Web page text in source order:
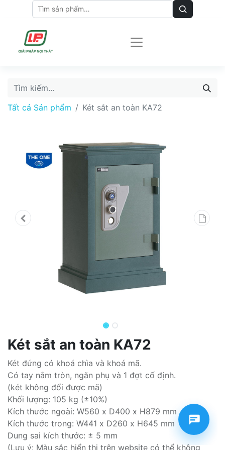
Tất cả Sản phẩm Két sắt an toàn KA72
Két sắt an toàn KA72
Két đứng có khoá chìa và khoá mã.
Có tay nắm tròn, ngăn phụ và 1 đợt cố định.
(két không đổi được mã)
Khối lượng: 105 kg (±10%)
Kích thước ngoài: W560 x D400 x H879 mm
Kích thước trong: W441 x D260 x H645 mm
Dung sai kích thước: ± 5 mm
(Lưu ý: Màu sắc hiển thị trên website có thể không